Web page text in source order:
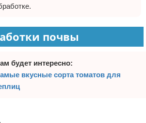
почвы
будет интересно:
вкусные сорта томатов для